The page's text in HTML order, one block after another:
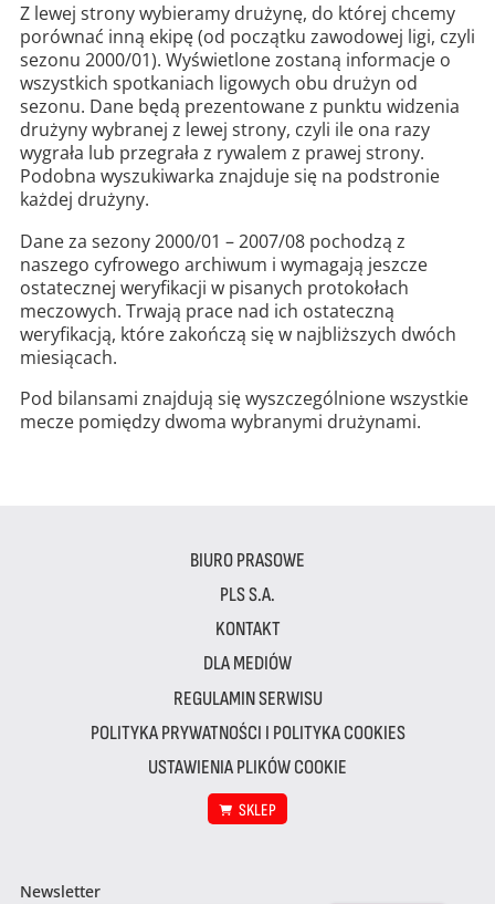
Z lewej strony wybieramy drużynę, do której chcemy
porównać inną ekipę (od początku zawodowej ligi, czyli
sezonu 2000/01). Wyświetlone zostaną informacje o
wszystkich spotkaniach ligowych obu drużyn od
sezonu. Dane będą prezentowane z punktu widzenia
drużyny wybranej z lewej strony, czyli ile ona razy
wygrała lub przegrała z rywalem z prawej strony.
Podobna wyszukiwarka znajduje się na podstronie
każdej drużyny.
Dane za sezony 2000/01 – 2007/08 pochodzą z
naszego cyfrowego archiwum i wymagają jeszcze
ostatecznej weryfikacji w pisanych protokołach
meczowych. Trwają prace nad ich ostateczną
weryfikacją, które zakończą się w najbliższych dwóch
miesiącach.
Pod bilansami znajdują się wyszczególnione wszystkie
mecze pomiędzy dwoma wybranymi drużynami.
BIURO PRASOWE
PLS S.A.
KONTAKT
DLA MEDIÓW
REGULAMIN SERWISU
POLITYKA PRYWATNOŚCI I POLITYKA COOKIES
USTAWIENIA PLIKÓW COOKIE
SKLEP
Newsletter